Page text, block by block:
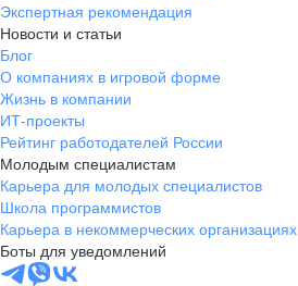
Экспертная рекомендация
Новости и статьи
Блог
О компаниях в игровой форме
Жизнь в компании
ИТ-проекты
Рейтинг работодателей России
Молодым специалистам
Карьера для молодых специалистов
Школа программистов
Карьера в некоммерческих организациях
Боты для уведомлений